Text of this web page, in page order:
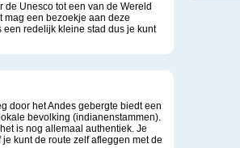
de Unesco tot een van de Wereld
mag een bezoekje aan deze
redelijk kleine stad dus je kunt
door het Andes gebergte biedt een
bevolking (indianenstammen).
is nog allemaal authentiek. Je
kunt de route zelf afleggen met de